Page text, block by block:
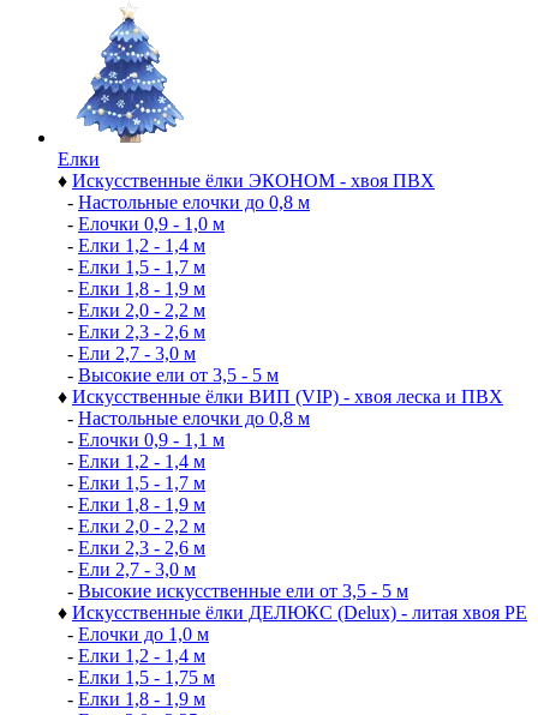
Елки
♦ Искусственные ёлки ЭКОНОМ - хвоя ПВХ
- Настольные елочки до 0,8 м
- Елочки 0,9 - 1,0 м
- Елки 1,2 - 1,4 м
- Елки 1,5 - 1,7 м
- Елки 1,8 - 1,9 м
- Елки 2,0 - 2,2 м
- Елки 2,3 - 2,6 м
- Ели 2,7 - 3,0 м
- Высокие ели от 3,5 - 5 м
♦ Искусственные ёлки ВИП (VIP) - хвоя леска и ПВХ
- Настольные елочки до 0,8 м
- Елочки 0,9 - 1,1 м
- Елки 1,2 - 1,4 м
- Елки 1,5 - 1,7 м
- Елки 1,8 - 1,9 м
- Елки 2,0 - 2,2 м
- Елки 2,3 - 2,6 м
- Ели 2,7 - 3,0 м
- Высокие искусственные ели от 3,5 - 5 м
♦ Искусственные ёлки ДЕЛЮКС (Delux) - литая хвоя РЕ
- Елочки до 1,0 м
- Елки 1,2 - 1,4 м
- Елки 1,5 - 1,75 м
- Елки 1,8 - 1,9 м